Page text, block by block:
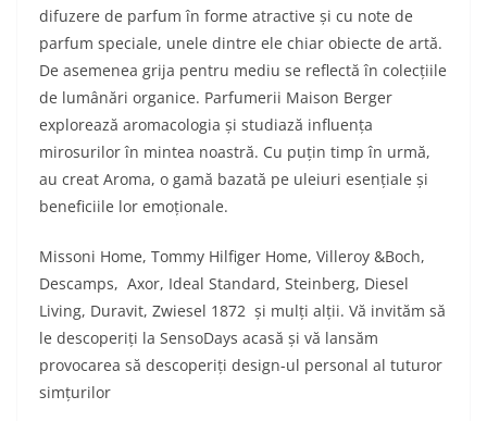
difuzere de parfum în forme atractive și cu note de
parfum speciale, unele dintre ele chiar obiecte de artă.
De asemenea grija pentru mediu se reflectă în colecțiile
de lumânări organice. Parfumerii Maison Berger
explorează aromacologia și studiază influența
mirosurilor în mintea noastră. Cu puțin timp în urmă,
au creat Aroma, o gamă bazată pe uleiuri esențiale și
beneficiile lor emoționale.
Missoni Home, Tommy Hilfiger Home, Villeroy &Boch,
Descamps, Axor, Ideal Standard, Steinberg, Diesel
Living, Duravit, Zwiesel 1872 și mulți alții. Vă invităm să
le descoperiți la SensoDays acasă și vă lansăm
provocarea să descoperiți design-ul personal al tuturor
simțurilor